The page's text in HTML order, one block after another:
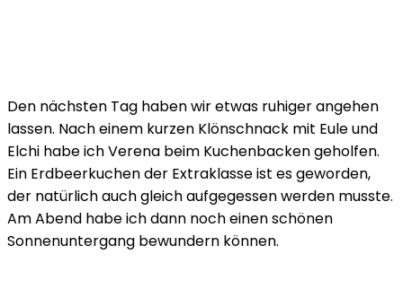
Den nächsten Tag haben wir etwas ruhiger angehen
lassen. Nach einem kurzen Klönschnack mit Eule und
Elchi habe ich Verena beim Kuchenbacken geholfen.
Ein Erdbeerkuchen der Extraklasse ist es geworden,
der natürlich auch gleich aufgegessen werden musste.
Am Abend habe ich dann noch einen schönen
Sonnenuntergang bewundern können.